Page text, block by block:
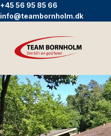
+45 56 95 85 66
info@teambornholm.dk